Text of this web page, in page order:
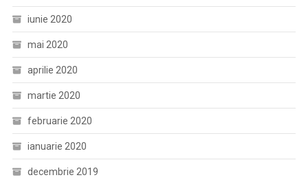
iunie 2020
mai 2020
aprilie 2020
martie 2020
februarie 2020
ianuarie 2020
decembrie 2019